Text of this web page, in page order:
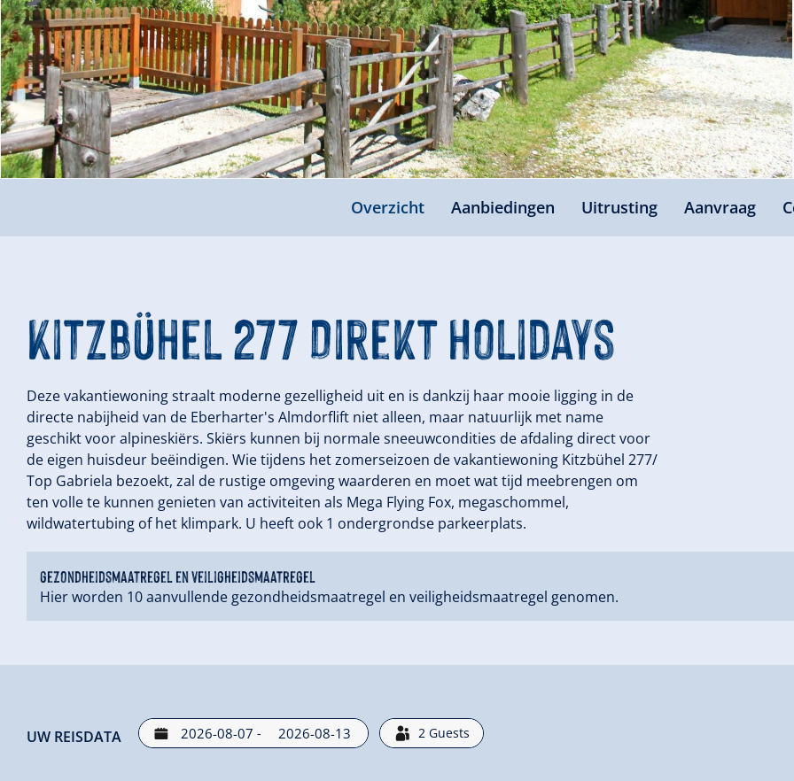
Overzicht Aanbiedingen Uitrusting Aanvraag
Kitzbühel 277 Direkt Holidays
Deze vakantiewoning straalt moderne gezelligheid uit en is dankzij haar mooie ligging in de
directe nabijheid van de Eberharter's Almdorflift niet alleen, maar natuurlijk met name
geschikt voor alpineskiërs. Skiërs kunnen bij normale sneeuwcondities de afdaling direct voor
de eigen huisdeur beëindigen. Wie tijdens het zomerseizoen de vakantiewoning Kitzbühel 277/
Top Gabriela bezoekt, zal de rustige omgeving waarderen en moet wat tijd meebrengen om
ten volle te kunnen genieten van activiteiten als Mega Flying Fox, megaschommel,
wildwatertubing of het klimpark. U heeft ook 1 ondergrondse parkeerplats.
gezondheidsmaatregel en veiligheidsmaatregel
Hier worden 10 aanvullende gezondheidsmaatregel en veiligheidsmaatregel genomen.
UW REISDATA - 2 Guests